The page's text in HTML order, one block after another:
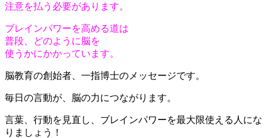
注意を払う必要があります。
ブレインパワーを高める道は
普段、どのように脳を
使うかにかかっています。
脳教育の創始者、一指博士のメッセージです。
毎日の言動が、脳の力につながります。
言葉、行動を見直し、ブレインパワーを最大限使える人にな
りましょう！